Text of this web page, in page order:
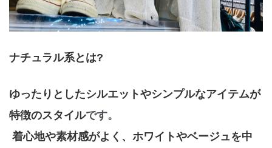
ナチュラル系とは?
ゆったりとしたシルエットやシンプルなアイテムが
特徴のスタイルです。